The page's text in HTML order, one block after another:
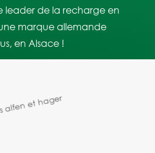
leader de la recharge en
marque allemande
en Alsace !